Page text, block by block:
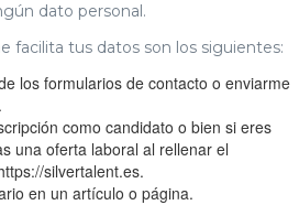
dato personal.
facilita tus datos son los siguientes:
los formularios de contacto o enviarme
como candidato o bien si eres
una oferta laboral al rellenar el
silvertalent.es.
en un artículo o página.